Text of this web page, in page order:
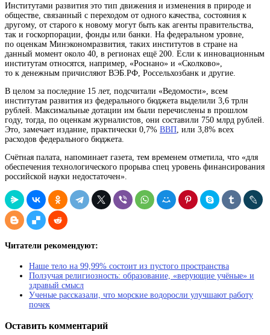
Институтами развития это тип движения и изменения в природе и
обществе, связанный с переходом от одного качества, состояния к
другому, от старого к новому могут быть как агенты правительства,
так и госкорпорации, фонды или банки. На федеральном уровне,
по оценкам Минэкономразвития, таких институтов в стране на
данный момент около 40, в регионах ещё 200. Если к инновационным
институтам относятся, например, «Роснано» и «Сколково»,
то к денежным причисляют ВЭБ.РФ, Россельхозбанк и другие.
В целом за последние 15 лет, подсчитали «Ведомости», всем
институтам развития из федерального бюджета выделили 3,6 трлн
рублей. Максимальные дотации им были перечислены в прошлом
году, тогда, по оценкам журналистов, они составили 750 млрд рублей.
Это, замечает издание, практически 0,7% ВВП , или 3,8% всех
расходов федерального бюджета.
Счётная палата, напоминает газета, тем временем отметила, что «для
обеспечения технологического прорыва спец уровень финансирования
российской науки недостаточен».
Читатели рекомендуют:
Наше тело на 99,99% состоит из пустого пространства
Ползучая религиозность: образование, «верующие учёные» и
здравый смысл
Ученые рассказали, что морские водоросли улучшают работу
почек
Оставить комментарий